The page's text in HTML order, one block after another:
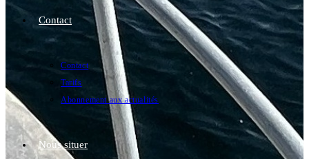
Contact
Contact
Tarifs
Abonnement aux actualités
Nous situer